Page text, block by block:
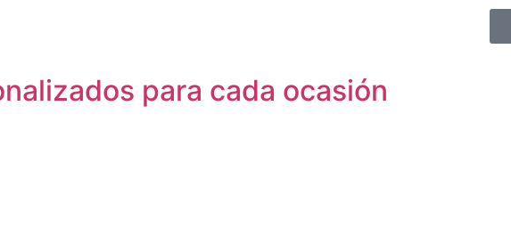
para cada ocasión